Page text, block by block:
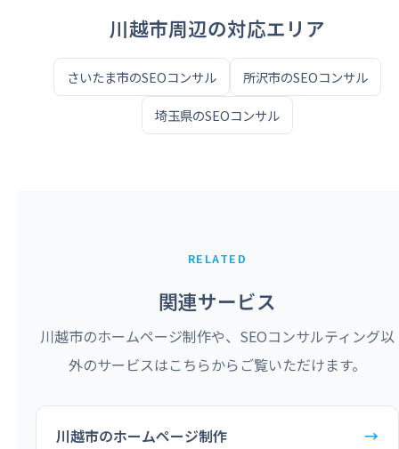
川越市周辺の対応エリア
さいたま市のSEOコンサル 所沢市のSEOコンサル
埼玉県のSEOコンサル
RELATED
関連サービス
川越市のホームページ制作や、SEOコンサルティング以
外のサービスはこちらからご覧いただけます。
川越市のホームページ制作 →